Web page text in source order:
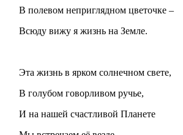
цветочке –
я жизнь на Земле.
ярком солнечном свете,
ручье,
Планете